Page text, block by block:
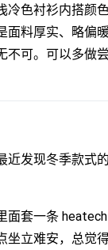
冷色衬衫内搭颜
面料厚实、略偏
不可。可以多做
近发现冬季款式
面套一条
坐立难安，总觉